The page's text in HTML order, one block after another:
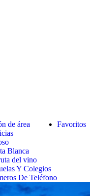
Favoritos
de área
Blanca
del vino
Y Colegios
De Teléfono